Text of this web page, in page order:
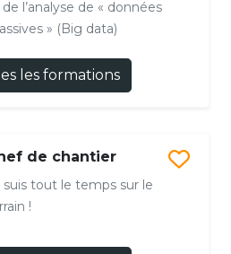
l’analyse de « données
» (Big data)
les formations
de chantier
suis tout le temps sur le
!